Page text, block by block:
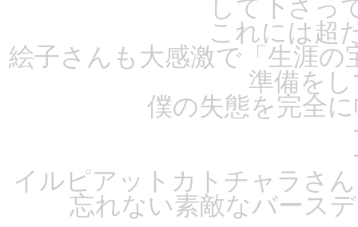
して下さ
これには超
絵子さんも大感激で「生涯
準備を
僕の失態を完全
イルピアットカトチャラさ
忘れない素敵なバース